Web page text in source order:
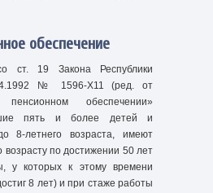
обеспечение
ст. 19 Закона Республики
№ 1596-Х11 (ред. от
обеспечении»
пять и более детей и
8-летнего возраста, имеют
по достижении 50 лет
у которых к этому времени
8 лет) и при стаже работы